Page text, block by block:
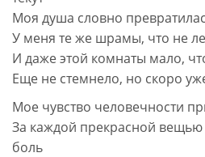
Моя душа словно
У меня те же шрамы, что не
И даже этой комнаты мало,
Еще не стемнело, но скоро
Мое чувство человечности
За каждой прекрасной вещью
боль